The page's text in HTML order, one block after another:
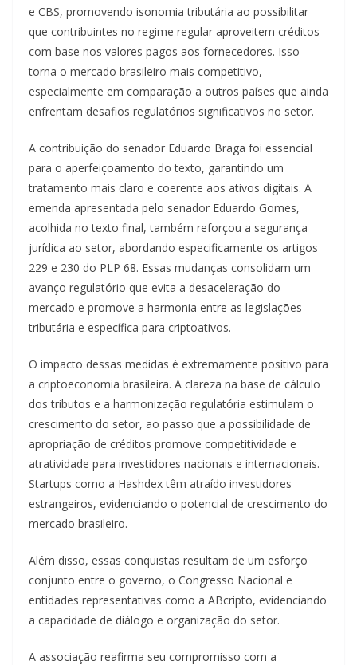
e CBS, promovendo isonomia tributária ao possibilitar
que contribuintes no regime regular aproveitem créditos
com base nos valores pagos aos fornecedores. Isso
torna o mercado brasileiro mais competitivo,
especialmente em comparação a outros países que ainda
enfrentam desafios regulatórios significativos no setor.
A contribuição do senador Eduardo Braga foi essencial
para o aperfeiçoamento do texto, garantindo um
tratamento mais claro e coerente aos ativos digitais. A
emenda apresentada pelo senador Eduardo Gomes,
acolhida no texto final, também reforçou a segurança
jurídica ao setor, abordando especificamente os artigos
229 e 230 do PLP 68. Essas mudanças consolidam um
avanço regulatório que evita a desaceleração do
mercado e promove a harmonia entre as legislações
tributária e específica para criptoativos.
O impacto dessas medidas é extremamente positivo para
a criptoeconomia brasileira. A clareza na base de cálculo
dos tributos e a harmonização regulatória estimulam o
crescimento do setor, ao passo que a possibilidade de
apropriação de créditos promove competitividade e
atratividade para investidores nacionais e internacionais.
Startups como a Hashdex têm atraído investidores
estrangeiros, evidenciando o potencial de crescimento do
mercado brasileiro.
Além disso, essas conquistas resultam de um esforço
conjunto entre o governo, o Congresso Nacional e
entidades representativas como a ABcripto, evidenciando
a capacidade de diálogo e organização do setor.
A associação reafirma seu compromisso com a